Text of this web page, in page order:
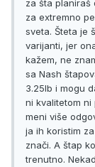
za šta planiraš
za extremno
sveta. Šteta je
varijanti, jer
kažem, ne
sa Nash
3.25lb i mogu
ni kvalitetom
meni više
ja ih koristim
znači. A štap
trenutno.